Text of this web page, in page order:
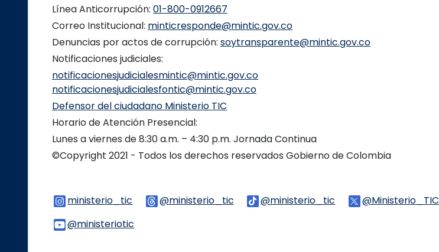
Línea Anticorrupción: 01-800-0912667
Correo Institucional: minticresponde@mintic.gov.co
Denuncias por actos de corrupción: soytransparente@mintic.gov.co
Notificaciones judiciales:
notificacionesjudicialesmintic@mintic.gov.co
notificacionesjudicialesfontic@mintic.gov.co
Defensor del ciudadano Ministerio TIC
Horario de Atención Presencial:
Lunes a viernes de 8:30 a.m. – 4:30 p.m. Jornada Continua
©Copyright 2021 - Todos los derechos reservados Gobierno de Colombia
ministerio_tic Logo Instagram
@ministerio_tic Logo Threads
@ministerio_tic Logo Tiktok
@Ministerio_TIC
@ministeriotic